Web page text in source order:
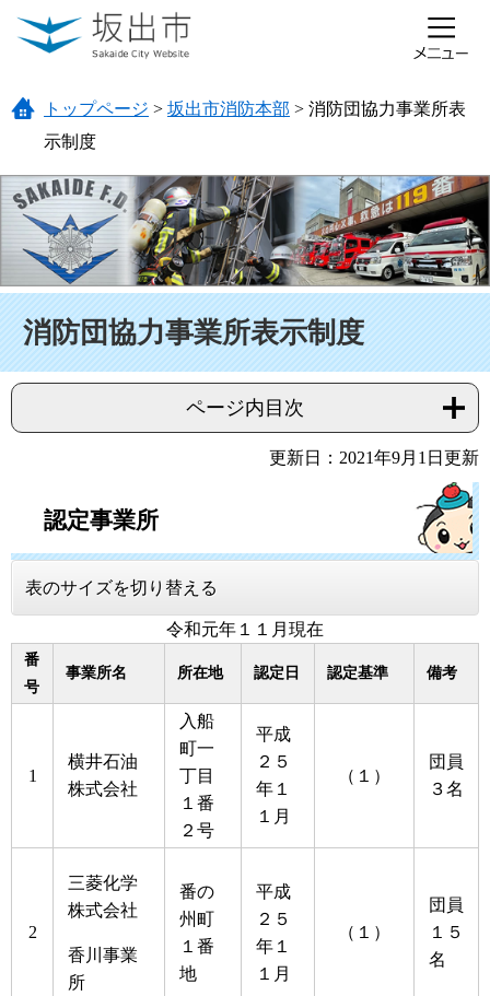
ページの先頭です。
メニューを飛ばして本文へ
トップページ > 坂出市消防本部 > 消防団協力事業所表
示制度
消防団協力事業所表示制度
ページ内目次
更新日：2021年9月1日更新
認定事業所
表のサイズを切り替える
令和元年１１月現在
番
号
事業所名 所在地 認定日 認定基準 備考
1
横井石油
株式会社
入船
町一
丁目
１番
２号
平成
２５
年１
１月
（１）
団員
３名
2
三菱化学
株式会社
香川事業
所
番の
州町
１番
地
平成
２５
年１
１月
（１）
団員
１５
名